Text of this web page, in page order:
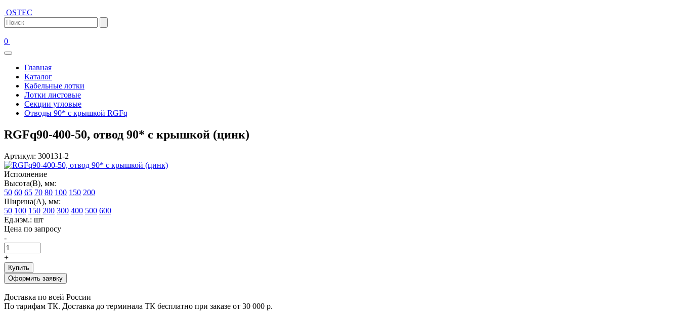
OSTEC
0
Главная
Каталог
Кабельные лотки
Лотки листовые
Секции угловые
Отводы 90* с крышкой RGFq
RGFq90-400-50, отвод 90* с крышкой (цинк)
Артикул: 300131-2
Исполнение
Высота(В), мм:
50 60 65 70 80 100 150 200
Ширина(А), мм:
50 100 150 200 300 400 500 600
Ед.изм.: шт
Цена по запросу
-
+
Купить
Оформить заявку
Доставка по всей России
По тарифам ТК. Доставка до терминала ТК бесплатно при заказе от 30 000 р.